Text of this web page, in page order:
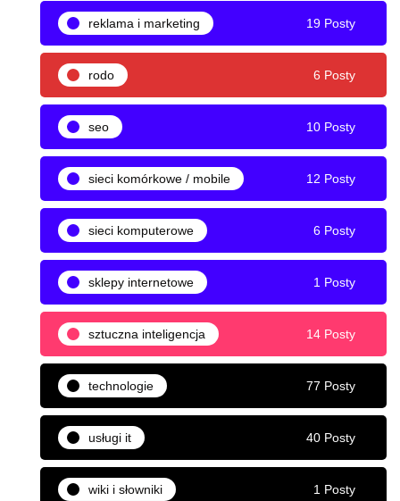
reklama i marketing 19 Posty
rodo 6 Posty
seo 10 Posty
sieci komórkowe / mobile 12 Posty
sieci komputerowe 6 Posty
sklepy internetowe 1 Posty
sztuczna inteligencja 14 Posty
technologie 77 Posty
usługi it 40 Posty
wiki i słowniki 1 Posty